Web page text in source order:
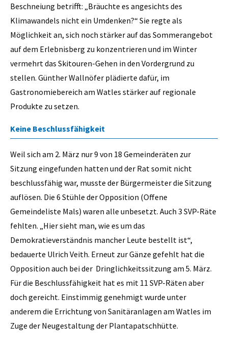
Beschneiung betrifft: „Bräuchte es angesichts des
Klimawandels nicht ein Umdenken?“ Sie regte als
Möglichkeit an, sich noch stärker auf das Sommerangebot
auf dem Erlebnisberg zu konzentrieren und im Winter
vermehrt das Skitouren-Gehen in den Vordergrund zu
stellen. Günther Wallnöfer plädierte dafür, im
Gastronomiebereich am Watles stärker auf regionale
Produkte zu setzen.
Keine Beschlussfähigkeit
Weil sich am 2. März nur 9 von 18 Gemeinderäten zur
Sitzung eingefunden hatten und der Rat somit nicht
beschlussfähig war, musste der Bürgermeister die Sitzung
auflösen. Die 6 Stühle der Opposition (Offene
Gemeindeliste Mals) waren alle unbesetzt. Auch 3 SVP-Räte
fehlten. „Hier sieht man, wie es um das
Demokratieverständnis mancher Leute bestellt ist“,
bedauerte Ulrich Veith. Erneut zur Gänze gefehlt hat die
Opposition auch bei der Dringlichkeitssitzung am 5. März.
Für die Beschlussfähigkeit hat es mit 11 SVP-Räten aber
doch gereicht. Einstimmig genehmigt wurde unter
anderem die Errichtung von Sanitäranlagen am Watles im
Zuge der Neugestaltung der Plantapatschhütte.